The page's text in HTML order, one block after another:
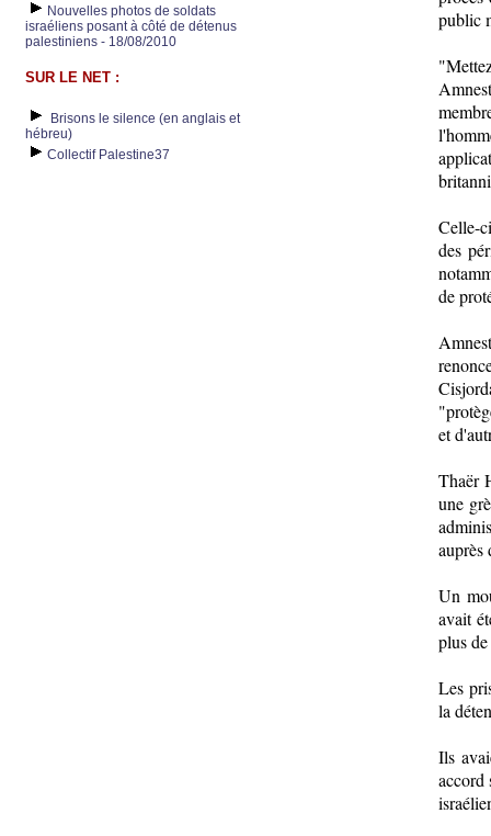
Nouvelles photos de soldats
israéliens posant à côté de détenus
palestiniens - 18/08/2010
SUR LE NET :
Brisons le silence (en anglais et
hébreu)
Collectif Palestine37
public
Celle-
des
de
et
Thaër
une
auprès
Un
avait
plus
Les
la
Ils
accord